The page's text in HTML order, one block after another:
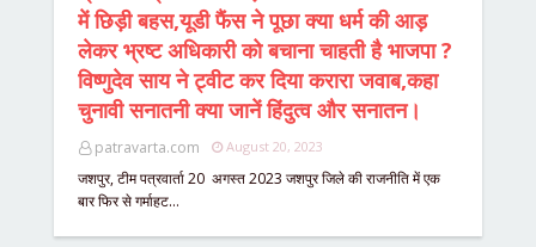
में छिड़ी बहस,यूडी फैंस ने पूछा क्या धर्म की आड़
लेकर भ्रष्ट अधिकारी को बचाना चाहती है भाजपा ?
विष्णुदेव साय ने ट्वीट कर दिया करारा जवाब,कहा
चुनावी सनातनी क्या जानें हिंदुत्व और सनातन।
patravarta.com August 20, 2023
जशपुर, टीम पत्रवार्ता 20 अगस्त 2023 जशपुर जिले की राजनीति में एक
बार फिर से गर्माहट…